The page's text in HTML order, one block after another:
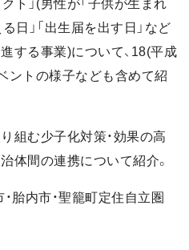
ト」(男性が「子供が生まれ
日」「出生届を出す日」など
する事業)について、18(平成
ントの様子なども含めて紹
組む少子化対策・効果の高
体間の連携について紹介。
胎内市・聖籠町定住自立圏